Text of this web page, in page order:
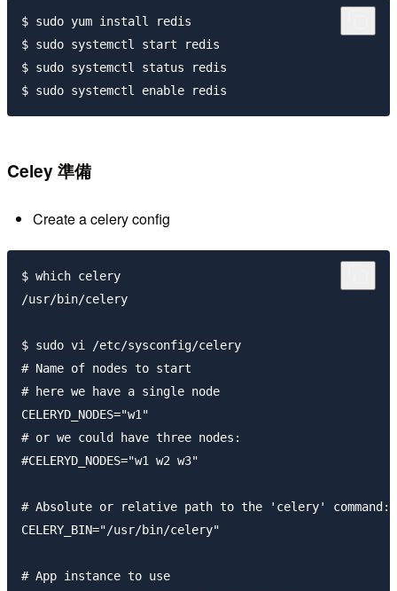
$ sudo yum install redis
$ sudo systemctl start redis
$ sudo systemctl status redis
Celey 準備
Create a celery config
$ which celery
/usr/bin/celery
$ sudo vi /etc/sysconfig/celery
# Name of nodes to start
# here we have a single node
CELERYD_NODES="w1"
# or we could have three nodes:
#CELERYD_NODES="w1 w2 w3"
# Absolute or relative path to the 'celery' command:
CELERY_BIN="/usr/bin/celery"
# App instance to use